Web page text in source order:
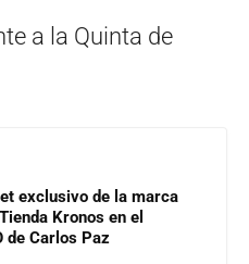
exclusivo de la marca
Kronos en el
de Carlos Paz